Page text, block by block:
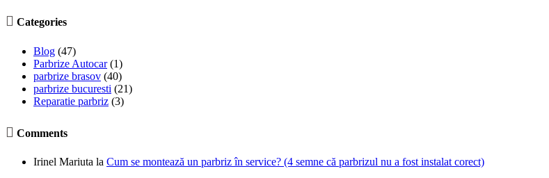
 Categories
Blog (47)
Parbrize Autocar(1)
parbrize brasov (40)
parbrize bucuresti (21)
Reparatie parbriz (3)
 Comments
Irinel Mariuta la Cum se montează un parbriz în service? (4 semne că parbrizul nu a fost instalat corect)